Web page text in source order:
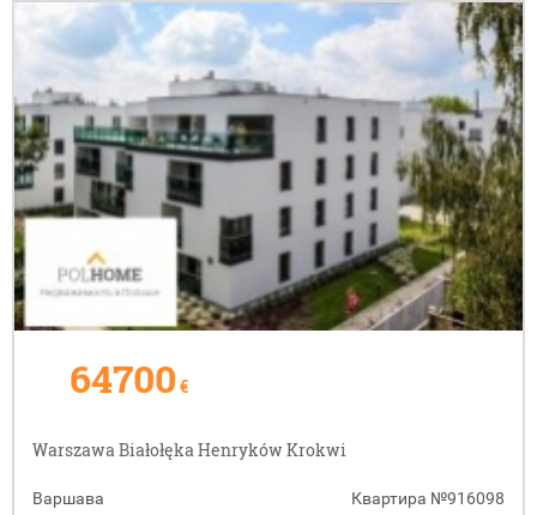
64700 €
Warszawa Białołęka Henryków Krokwi
Варшава Квартира №916098